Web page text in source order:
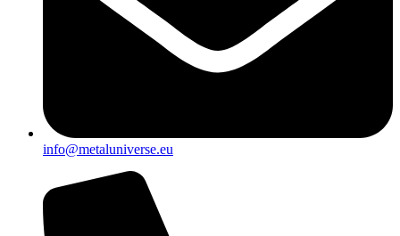
info@metaluniverse.eu